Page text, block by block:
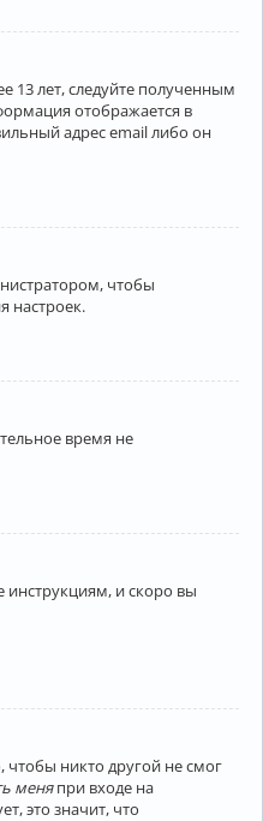
13 лет, следуйте полученным
отображается в
адрес email либо он
чтобы
настроек.
время не
инструкциям, и скоро вы
чтобы никто другой не смог
меняпри входе на
это значит, что